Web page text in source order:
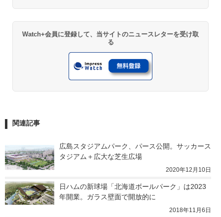
Watch+会員に登録して、当サイトのニュースレターを受け取
る
関連記事
広島スタジアムパーク、パース公開。サッカース
タジアム＋広大な芝生広場
2020年12月10日
日ハムの新球場「北海道ボールパーク」は2023
年開業。ガラス壁面で開放的に
2018年11月6日